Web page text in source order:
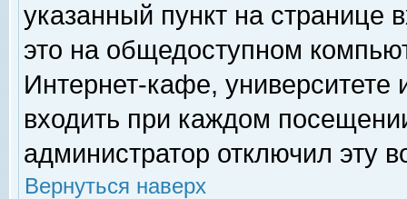
указанный пункт на
это на общедоступном
Интернет-кафе, университете
входить при каждом
администратор отключил эту
Вернуться наверх